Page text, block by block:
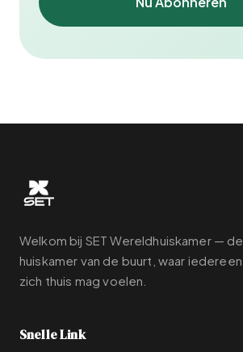
Welkom bij SET Wereldhuiskamer — de
huiskamer van de buurt, waar iedereen
zich thuis mag voelen.
Snelle Link